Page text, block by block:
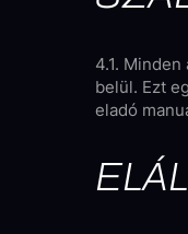
4.1.
belül. Ezt
eladó